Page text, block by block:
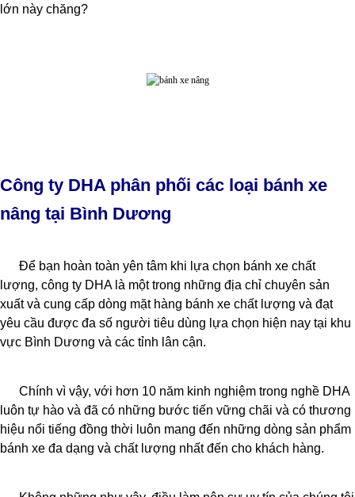
lớn này chăng?
Công ty DHA phân phối các loại bánh xe
nâng tại Bình Dương
Để bạn hoàn toàn yên tâm khi lựa chọn bánh xe chất
lượng, công ty DHA là một trong những địa chỉ chuyên sản
xuất và cung cấp dòng mặt hàng bánh xe chất lượng và đạt
yêu cầu được đa số người tiêu dùng lựa chọn hiện nay tại khu
vực Bình Dương và các tỉnh lân cận.
Chính vì vậy, với hơn 10 năm kinh nghiệm trong nghề DHA
luôn tự hào và đã có những bước tiến vững chãi và có thương
hiệu nổi tiếng đồng thời luôn mang đến những dòng sản phẩm
bánh xe đa dạng và chất lượng nhất đến cho khách hàng.